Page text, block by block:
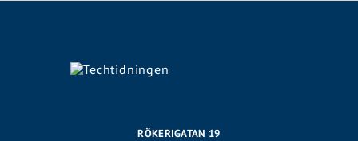
RÖKERIGATAN 19